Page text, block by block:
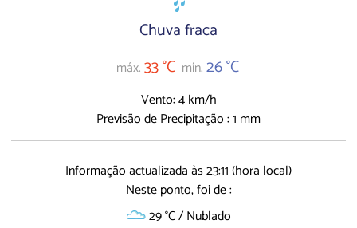
Chuva fraca
máx.33 °C mín.26 °C
Vento: 4 km/h
Previsão de Precipitação : 1 mm
Informação actualizada às 23:11 (hora local)
Neste ponto, foi de :
29 °C / Nublado